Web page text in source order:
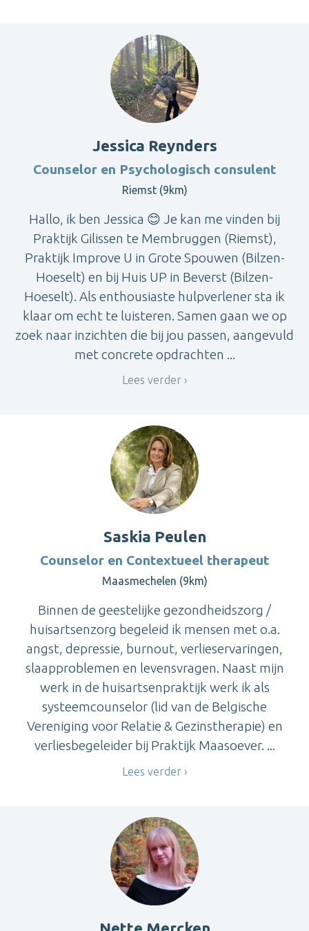
Jessica Reynders
Counselor en Psychologisch consulent
Riemst (9km)
Hallo, ik ben Jessica 😊 Je kan me vinden bij
Praktijk Gilissen te Membruggen (Riemst),
Praktijk Improve U in Grote Spouwen (Bilzen-
Hoeselt) en bij Huis UP in Beverst (Bilzen-
Hoeselt). Als enthousiaste hulpverlener sta ik
klaar om echt te luisteren. Samen gaan we op
zoek naar inzichten die bij jou passen, aangevuld
met concrete opdrachten ...
Lees verder
Saskia Peulen
Counselor en Contextueel therapeut
Maasmechelen (9km)
Binnen de geestelijke gezondheidszorg /
huisartsenzorg begeleid ik mensen met o.a.
angst, depressie, burnout, verlieservaringen,
slaapproblemen en levensvragen. Naast mijn
werk in de huisartsenpraktijk werk ik als
systeemcounselor (lid van de Belgische
Vereniging voor Relatie & Gezinstherapie) en
verliesbegeleider bij Praktijk Maasoever. ...
Lees verder